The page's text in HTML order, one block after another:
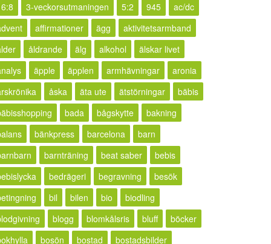
3-veckorsutmaningen 5:2 945
ac/dc
affirmationer ägg
aktivitetsarmband
åldrande älg alkohol
älskar livet
äpple äpplen armhävningar
aronia
åska äta ute ätstörningar
bäbis
bada bågskytte
bakning
bänkpress barcelona
barn
barnträning beat saber
bebis
bedrägeri begravning
besök
bil bilen bio
biodling
blogg blomkålsris bluff
böcker
bosön bostad
bostadsbilder